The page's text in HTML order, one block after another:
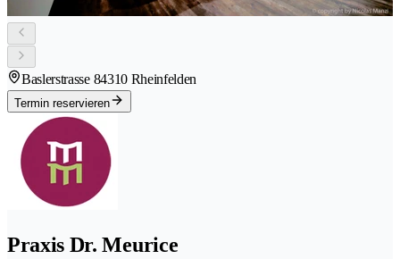
Baslerstrasse 84310 Rheinfelden
Termin reservieren
Praxis Dr. Meurice